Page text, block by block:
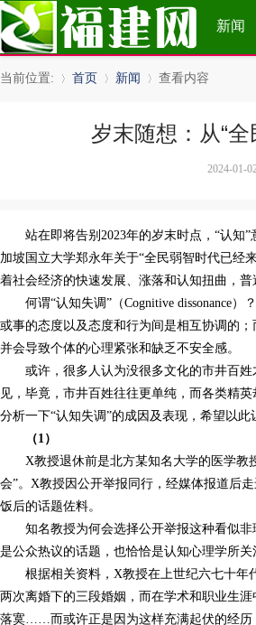
新闻
当前位置: 首页 新闻 查看内容
岁末随想：从“全
2024-01-
站在即将告别2023年的岁末时点，“认知
加坡国立大学郑永年关于“全民弱智时代已经
着社会经济的快速发展、涨落和认知扭曲，
何谓“认知失调”（Cognitive dissonance
或事的态度以及态度和行为间是相互协调的
并会导致个体的心理紧张和缺乏不安全感。
或许，很多人认为没很多文化的市井百
见，毕竟，市井百姓往往更单纯，而各类精
分析一下“认知失调”的成因及表现，希望以
（1）
X教授退休前是北方某知名大学的医学教
会”。X教授因公开举报同行，经媒体报道后
饭后的话题佐料。
知名教授为何会选择公开举报这种看似
是公众热议的话题，也恰恰是认知心理学所关
根据相关资料，X教授在上世纪六七十年
两次离婚下的三段婚姻，而在学术和职业生
落寞……而或许正是因为这样充满起伏的经历